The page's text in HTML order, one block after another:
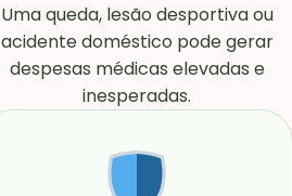
Uma queda, lesão desportiva ou
acidente doméstico pode gerar
despesas médicas elevadas e
inesperadas.